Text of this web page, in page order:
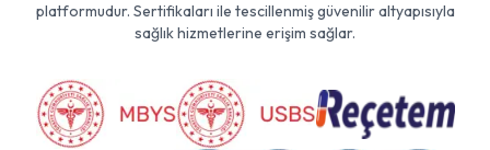
platformudur. Sertifikaları ile tescillenmiş güvenilir altyapısıyla
sağlık hizmetlerine erişim sağlar.